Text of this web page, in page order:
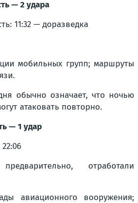
— 2 удара
11:32 — доразведка
мобильных групп; маршруты
обычно означает, что ночью
атаковать повторно.
— 1 удар
отработали
авиационного вооружения;